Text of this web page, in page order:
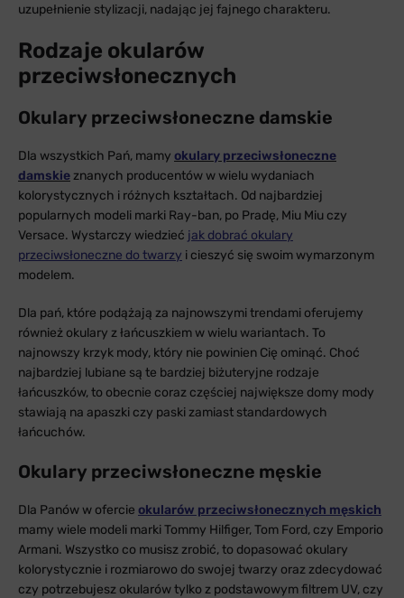
uzupełnienie stylizacji, nadając jej fajnego charakteru.
Rodzaje okularów
przeciwsłonecznych
Okulary przeciwsłoneczne damskie
Dla wszystkich Pań, mamy okulary przeciwsłoneczne
damskieznanych producentów w wielu wydaniach
kolorystycznych i różnych kształtach. Od najbardziej
popularnych modeli marki Ray-ban, po Pradę, Miu Miu czy
Versace. Wystarczy wiedzieć jak dobrać okulary
przeciwsłoneczne do twarzy i cieszyć się swoim wymarzonym
modelem.
Dla pań, które podążają za najnowszymi trendami oferujemy
również okulary z łańcuszkiem w wielu wariantach. To
najnowszy krzyk mody, który nie powinien Cię ominąć. Choć
najbardziej lubiane są te bardziej biżuteryjne rodzaje
łańcuszków, to obecnie coraz częściej największe domy mody
stawiają na apaszki czy paski zamiast standardowych
łańcuchów.
Okulary przeciwsłoneczne męskie
Dla Panów w ofercie okularów przeciwsłonecznych męskich
mamy wiele modeli marki Tommy Hilfiger, Tom Ford, czy Emporio
Armani. Wszystko co musisz zrobić, to dopasować okulary
kolorystycznie i rozmiarowo do swojej twarzy oraz zdecydować
czy potrzebujesz okularów tylko z podstawowym filtrem UV, czy